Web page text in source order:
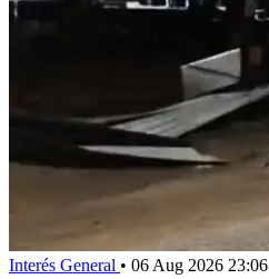
Interés General • 06 Aug 2026 23:06